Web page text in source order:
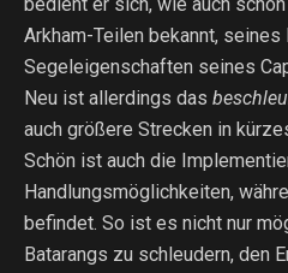
Arkham-Teilen bekannt, seines
Segeleigenschaften seines
Neu ist allerdings das
auch größere Strecken in
Schön ist auch die
Handlungsmöglichkeiten,
befindet. So ist es nicht nur
Batarangs zu schleudern, den